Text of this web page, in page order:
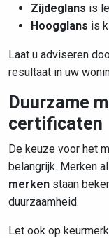
Zijdeglans is
Hoogglans is
Laat u adviseren
resultaat in uw
Duurzame
certificaten
De keuze voor het
belangrijk. Merken
merken staan
duurzaamheid.
Let ook op